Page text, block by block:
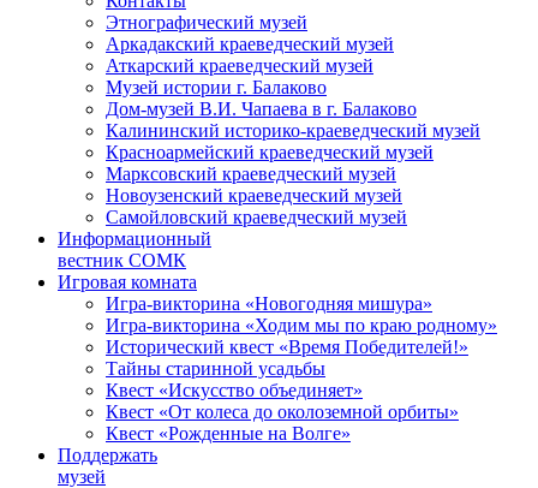
Этнографический музей
Аркадакский краеведческий музей
Аткарский краеведческий музей
Музей истории г. Балаково
Дом-музей В.И. Чапаева в г. Балаково
Калининский историко-краеведческий музей
Красноармейский краеведческий музей
Марксовский краеведческий музей
Новоузенский краеведческий музей
Самойловский краеведческий музей
Информационный
вестник СОМК
Игровая комната
Игра-викторина «Новогодняя мишура»
Игра-викторина «Ходим мы по краю родному»
Исторический квест «Время Победителей!»
Тайны старинной усадьбы
Квест «Искусство объединяет»
Квест «От колеса до околоземной орбиты»
Квест «Рожденные на Волге»
Поддержать
музей